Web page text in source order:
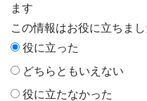
ます
この情報はお役に立ちまし
役に立った
どちらともいえない
役に立たなかった